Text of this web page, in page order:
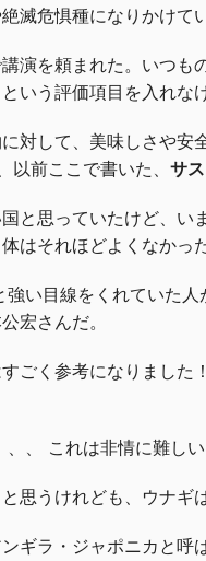
滅危惧種になりかけて
演を頼まれた。いつ
いう評価項目を入れな
対して、美味しさや
以前ここで書いた、 サ
と思っていたけど、
はそれほどよくなかった
強い目線をくれていた
宏さんだ。
すごく参考になりまし
、 これは非情に難しい
思うけれども、ウナギ
ギラ・ジャポニカと